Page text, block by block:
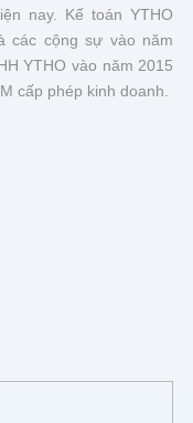
nay. Kế toán YTHO
các cộng sự vào năm
YTHO vào năm 2015
cấp phép kinh doanh.